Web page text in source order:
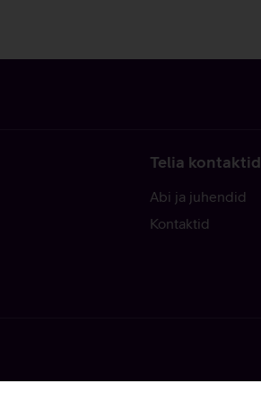
Telia kontaktid
Abi ja juhendid
Kontaktid